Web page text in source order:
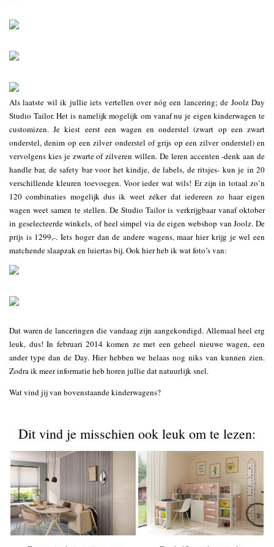
Als laatste wil ik jullie iets vertellen over nóg een lancering; de Joolz Day
Studio Tailor. Het is namelijk mogelijk om vanaf nu je eigen kinderwagen te
customizen. Je kiest eerst een wagen en onderstel (zwart op een zwart
onderstel, denim op een zilver onderstel of grijs op een zilver onderstel) en
vervolgens kies je zwarte of zilveren willen. De leren accenten -denk aan de
handle bar, de safety bar voor het kindje, de labels, de ritsjes- kun je in 20
verschillende kleuren toevoegen. Voor ieder wat wils! Er zijn in totaal zo’n
120 combinaties mogelijk dus ik weet zéker dat iedereen zo haar eigen
wagen weet samen te stellen. De Studio Tailor is verkrijgbaar vanaf oktober
in geselecteerde winkels, of heel simpel via de eigen webshop van Joolz. De
prijs is 1299,-. Iets hoger dan de andere wagens, maar hier krijg je wel een
matchende slaapzak en luiertas bij. Ook hier heb ik wat foto’s van:
Dat waren de lanceringen die vandaag zijn aangekondigd. Allemaal heel erg
leuk, dus! In februari 2014 komen ze met een geheel nieuwe wagen, een
ander type dan de Day. Hier hebben we helaas nog niks van kunnen zien.
Zodra ik meer informatie heb horen jullie dat natuurlijk snel.
Wat vind jij van bovenstaande kinderwagens?
Dit vind je misschien ook leuk om te lezen: